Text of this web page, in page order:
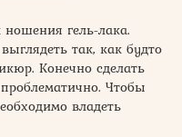
ношения гель-лака.
так, как будто
Конечно сделать
Чтобы
владеть